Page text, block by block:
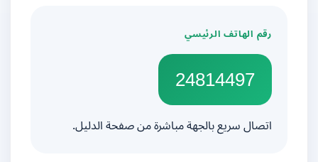
رقم الهاتف الرئيسي
24814497
اتصال سريع بالجهة مباشرة من صفحة الدليل.